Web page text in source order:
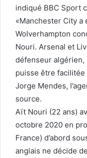
indiqué BBC Sport
«Manchester City
Wolverhampton
Nouri. Arsenal et
défenseur algérien,
puisse être
Jorge Mendes,
source.
Aït Nouri (22 ans)
octobre 2020 en
France) d’abord
anglais ne décide